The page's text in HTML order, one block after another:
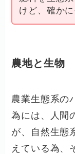
けど、確か
農地と生物
農業生態系の
為には、人間
が、自然生態
えている為、